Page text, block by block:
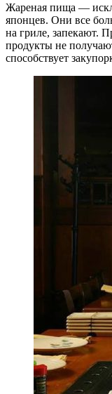
Жареная пища —
японцев. Они все
на гриле, запекают.
продукты не
способствует